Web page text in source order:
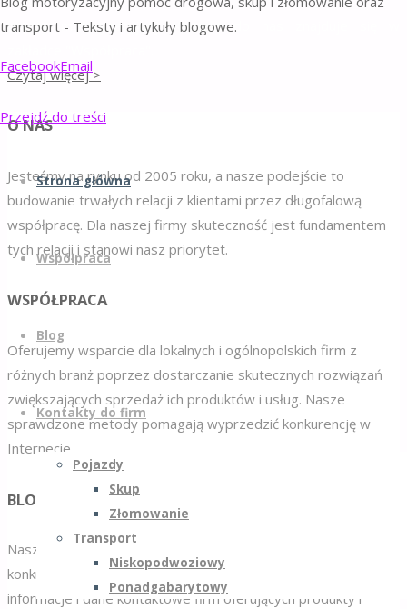
transport - Teksty i artykuły blogowe.
FacebookEmail
Przejdź do treści
Strona główna
Współpraca
Blog
Kontakty do firm
Pojazdy
Skup
Złomowanie
Transport
Niskopodwoziowy
Ponadgabarytowy
branży motoryzacyjnej. Kontakt do nas znajduje się w
Czytaj więcej >
O NAS
Jesteśmy na rynku od 2005 roku, a nasze podejście to
budowanie trwałych relacji z klientami przez długofalową
współpracę. Dla naszej firmy skuteczność jest fundamentem
tych relacji i stanowi nasz priorytet.
WSPÓŁPRACA
Oferujemy wsparcie dla lokalnych i ogólnopolskich firm z
różnych branż poprzez dostarczanie skutecznych rozwiązań
zwiększających sprzedaż ich produktów i usług. Nasze
sprawdzone metody pomagają wyprzedzić konkurencję w
Internecie.
BLOG
Nasz blog to cenne źródło wiedzy dla zainteresowanych
konkretną branżą. Znajdziesz u nas wartościowe artykuły oraz
informacje i dane kontaktowe firm oferujących produkty i